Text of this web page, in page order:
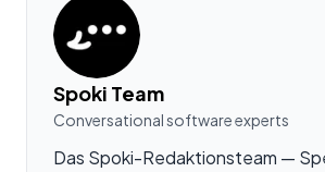
Spoki Team
Conversational software experts
Das Spoki-Redaktionsteam —